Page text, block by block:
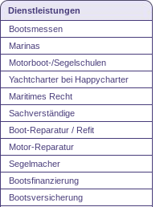
Dienstleistungen
Bootsmessen
Marinas
Motorboot-/Segelschulen
Yachtcharter bei Happycharter
Maritimes Recht
Sachverständige
Boot-Reparatur / Refit
Motor-Reparatur
Segelmacher
Bootsfinanzierung
Bootsversicherung